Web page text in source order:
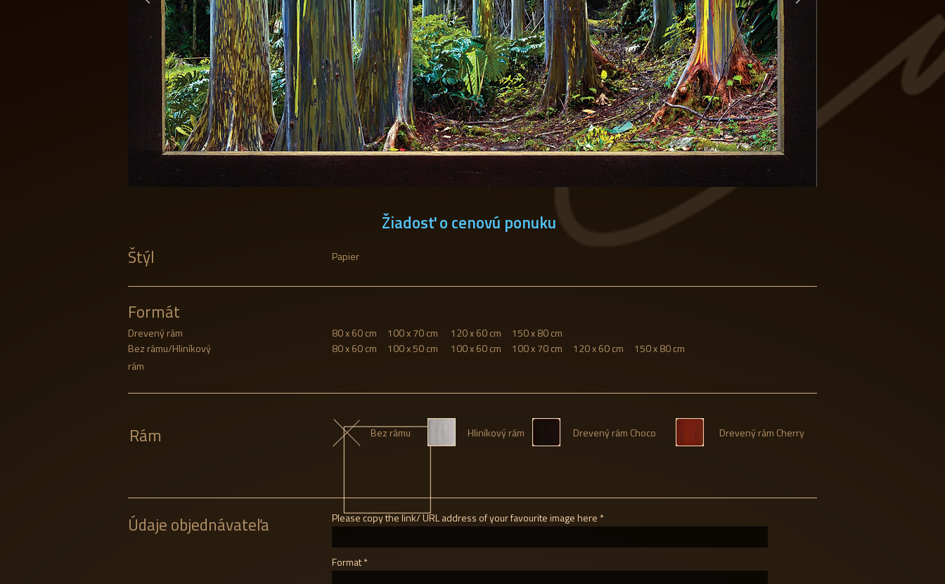
Žiadosť o cenovú ponuku
Štýl
Papier
Formát
Drevený rám
Bez rámu/Hliníkový
rám
80 x 60 cm 100 x 70 cm 120 x 60 cm 150 x 80 cm
80 x 60 cm 100 x 50 cm 100 x 60 cm 100 x 70 cm 120 x 60 cm 150 x 80 cm
Rám Bez rámu Hliníkový rám Drevený rám Choco Drevený rám Cherry
Údaje objednávateľa Please copy the link/ URL address of your favourite image here
Format